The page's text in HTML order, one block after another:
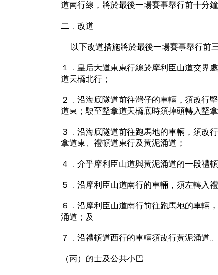
道南行線，將於最後一場賽事舉行前十分
二．改道
以下改道措施將於最後一場賽事舉行前
１．皇后大道東東行線於摩利臣山道交界
道天橋北行；
２．沿海底隧道前往灣仔的車輛，須改行
道東；駛至堅拿道天橋底時須掉頭轉入堅
３．沿海底隧道前往跑馬地的車輛，須改
拿道東、禮頓道東行及黃泥涌道；
４．介乎摩利臣山道與黃泥涌道的一段禮
５．沿摩利臣山道南行的車輛，須左轉入
６．沿摩利臣山道南行前往跑馬地的車輛
涌道；及
７．沿禮頓道西行的車輛須改行黃泥涌道。
（丙）的士及公共小巴